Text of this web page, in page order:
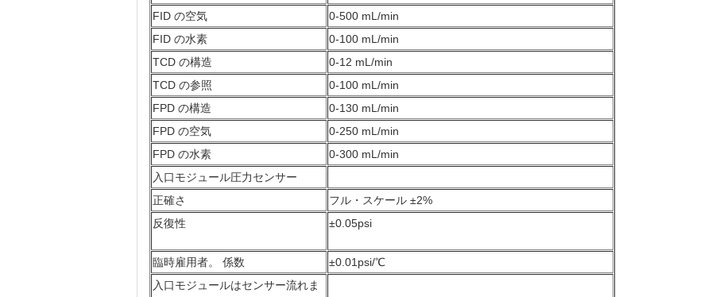
FID の空気
0-500 mL/min
FID の水素
0-100 mL/min
TCD の構造
0-12 mL/min
TCD の参照
0-100 mL/min
FPD の構造
0-130 mL/min
FPD の空気
0-250 mL/min
FPD の水素
0-300 mL/min
入口モジュール圧力センサー
正確さ
フル・スケール ±2%
反復性
±0.05psi
臨時雇用者。 係数
±0.01psi/℃
入口モジュールはセンサー流れま